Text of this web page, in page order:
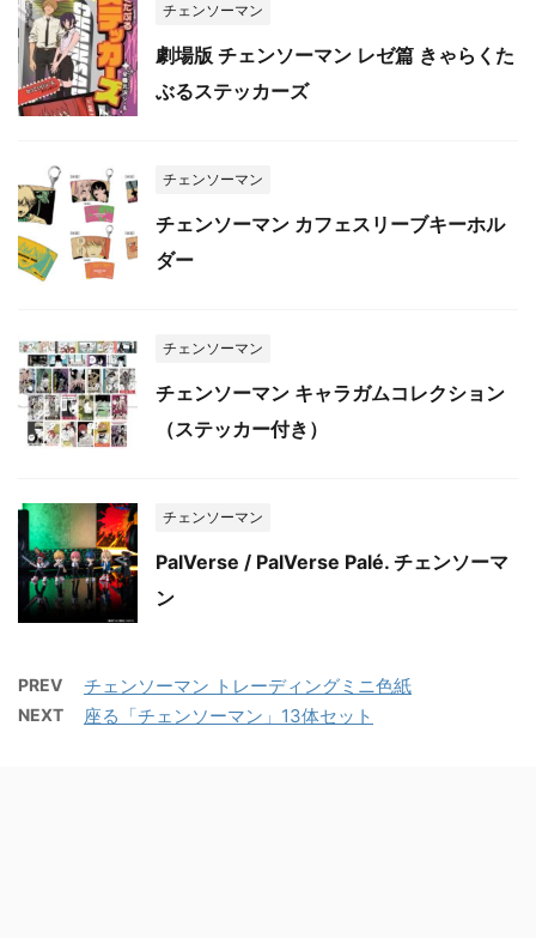
チェンソーマン
劇場版 チェンソーマン レゼ篇 きゃらくた
ぶるステッカーズ
チェンソーマン
チェンソーマン カフェスリーブキーホル
ダー
チェンソーマン
チェンソーマン キャラガムコレクション
（ステッカー付き）
チェンソーマン
PalVerse / PalVerse Palé. チェンソーマ
ン
PREV チェンソーマン トレーディングミニ色紙
NEXT 座る「チェンソーマン」13体セット